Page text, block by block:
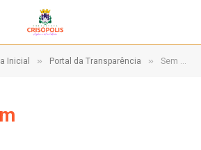
Inicial » Portal da Transparência » Sem imagem